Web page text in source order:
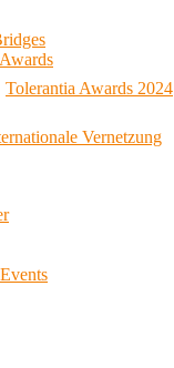
Tolerantia Awards 2024
Vernetzung